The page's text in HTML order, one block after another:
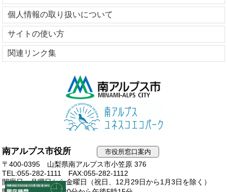
個人情報の取り扱いについて
サイトの使い方
関連リンク集
南アルプス市役所 市役所窓口案内
〒400-0395 山梨県南アルプス市小笠原 376
TEL:055-282-1111
FAX:055-282-1112
開庁日：月曜日から金曜日（祝日、12月29日から1月3日を除く）